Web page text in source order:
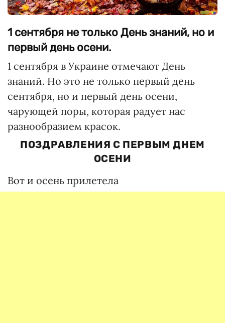
1 сентября не только День знаний, но и
первый день осени.
1 сентября в Украине отмечают День
знаний. Но это не только первый день
сентября, но и первый день осени,
чарующей поры, которая радует нас
разнообразием красок.
ПОЗДРАВЛЕНИЯ С ПЕРВЫМ ДНЕМ
ОСЕНИ
Вот и осень прилетела